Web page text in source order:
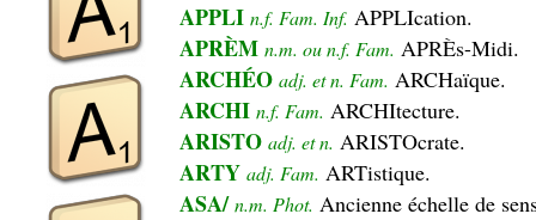
APPLI n.f. Fam. Inf. APPLIcation.
APRÈM n.m. ou n.f. Fam. APRÈs-Midi.
ARCHÉO adj. et n. Fam. ARCHaïque.
ARCHI n.f. Fam. ARCHItecture.
ARISTO adj. et n. ARISTOcrate.
ARTY adj. Fam. ARTistique.
ASA/n.m. Phot. Ancienne échelle de